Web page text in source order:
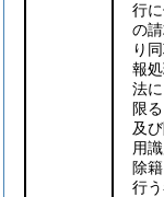
行
の
り
報
法
限
及
用
除
行